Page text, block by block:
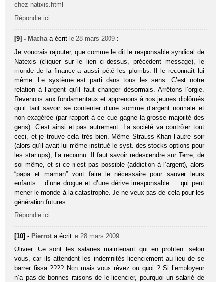
chez-natixis.html
Répondre ici
[9] - Macha a écrit le 28 mars 2009 :
Je voudrais rajouter, que comme le dit le responsable syndical de
Natexis (cliquer sur le lien ci-dessus, précédent message), le
monde de la finance a aussi pété les plombs. Il le reconnaît lui
même. Le système est parti dans tous les sens. C’est notre
relation à l’argent qu’il faut changer désormais. Arrêtons l’orgie.
Revenons aux fondamentaux et apprenons à nos jeunes diplômés
qu’il faut savoir se contenter d’une somme d’argent normale et
non exagérée (par rapport à ce que gagne la grosse majorité des
gens). C’est ainsi et pas autrement. La société va contrôler tout
ceci, et je trouve cela très bien. Même Strauss-Khan l’autre soir
(alors qu’il avait lui même institué le syst. des stocks options pour
les startups), l’a reconnu. Il faut savoir redescendre sur Terre, de
soi même, et si ce n’est pas possible (addiction à l’argent), alors
“papa et maman” vont faire le nécessaire pour sauver leurs
enfants… d’une drogue et d’une dérive irresponsable…. qui peut
mener le monde à la catastrophe. Je ne veux pas de cela pour les
génération futures.
Répondre ici
[10] - Pierrot a écrit le 28 mars 2009 :
Olivier. Ce sont les salariés maintenant qui en profitent selon
vous, car ils attendent les indemnités licenciement au lieu de se
barrer fissa ???? Non mais vous rêvez ou quoi ? Si l’employeur
n’a pas de bonnes raisons de le licencier, pourquoi un salarié de